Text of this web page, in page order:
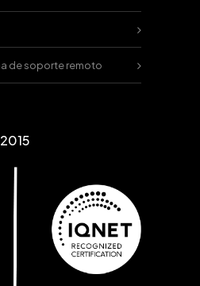
de soporte remoto